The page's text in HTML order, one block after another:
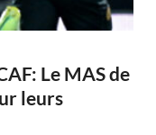
Le MAS de
leurs